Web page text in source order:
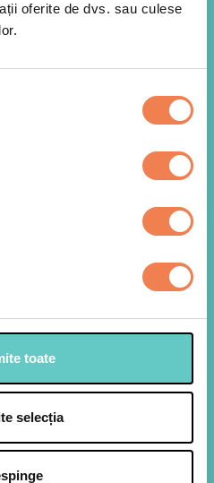
oferite de dvs. sau culese
toate
selecția
sau intr-o punga. Daca au
pielea in sus si fata in jos,
(le puteti lasa si peste
la indemana pentru un